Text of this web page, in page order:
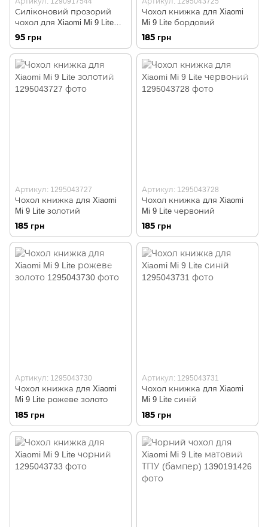
Силіконовий прозорий
чохол для Xiaomi Mi 9 Lite
(бампер)
95 грн
Чохол книжка для Xiaomi
Mi 9 Lite бордовий
185 грн
Артикул: 1295043727
Чохол книжка для Xiaomi
Mi 9 Lite золотий
185 грн
Артикул: 1295043728
Чохол книжка для Xiaomi
Mi 9 Lite червоний
185 грн
Артикул: 1295043730
Чохол книжка для Xiaomi
Mi 9 Lite рожеве золото
185 грн
Артикул: 1295043731
Чохол книжка для Xiaomi
Mi 9 Lite синій
185 грн